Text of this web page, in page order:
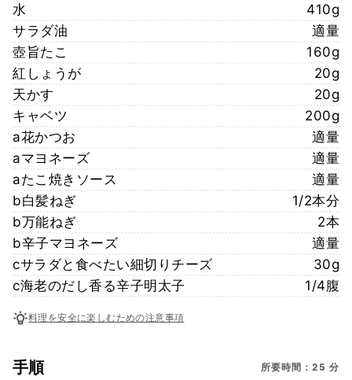
水
410g
サラダ油
適量
壺旨たこ
160g
紅しょうが
20g
天かす
20g
キャベツ
200g
a花かつお
適量
aマヨネーズ
適量
aたこ焼きソース
適量
b白髪ねぎ
1/2本分
b万能ねぎ
2本
b辛子マヨネーズ
適量
cサラダと食べたい細切りチーズ
30g
c海老のだし香る辛子明太子
1/4腹
料理を安全に楽しむための注意事項
手順 所要時間：25 分